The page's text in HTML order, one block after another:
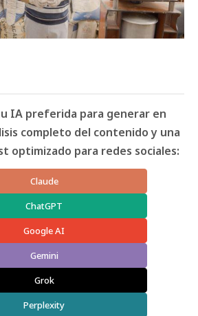
IA preferida para generar en
completo del contenido y una
optimizado para redes sociales:
Claude
ChatGPT
Google AI
Gemini
Grok
Perplexity